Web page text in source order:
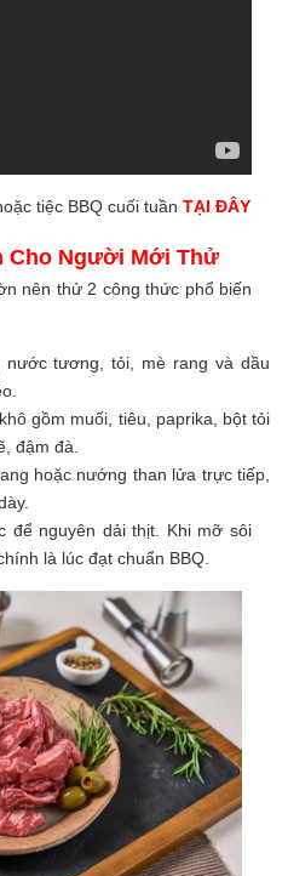
tiệc BBQ cuối tuần TẠI ĐÂY
Cho Người Mới Thử
nên thử 2 công thức phổ biến
nước tương, tỏi, mè rang và dầu
gồm muối, tiêu, paprika, bột tỏi
đậm đà.
hoặc nướng than lửa trực tiếp,
để nguyên dải thịt. Khi mỡ sôi
là lúc đạt chuẩn BBQ.